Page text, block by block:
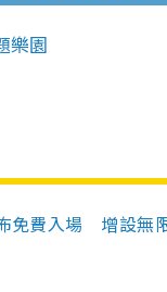
樂園
免費入場 增設無